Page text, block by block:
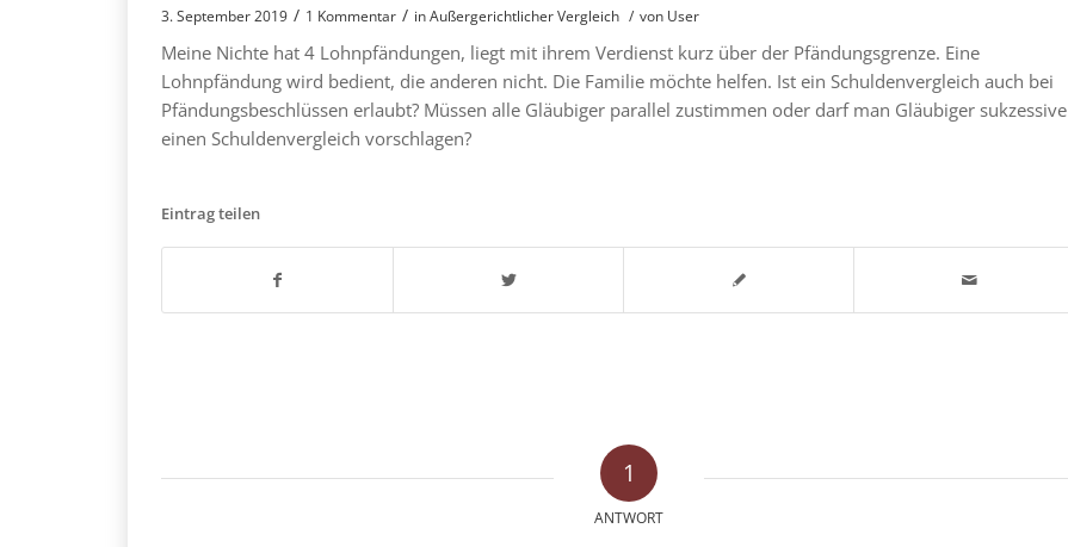
3. September 2019 / 1 Kommentar / inAußergerichtlicher Vergleich / von User
Meine Nichte hat 4 Lohnpfändungen, liegt mit ihrem Verdienst kurz über der Pfändungsgrenze. Eine
Lohnpfändung wird bedient, die anderen nicht. Die Familie möchte helfen. Ist ein Schuldenvergleich auch bei
Pfändungsbeschlüssen erlaubt? Müssen alle Gläubiger parallel zustimmen oder darf man Gläubiger sukzessive
einen Schuldenvergleich vorschlagen?
Eintrag teilen
1
ANTWORT